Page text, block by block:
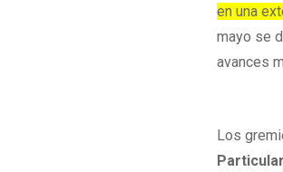
en una
mayo se
avances
Los